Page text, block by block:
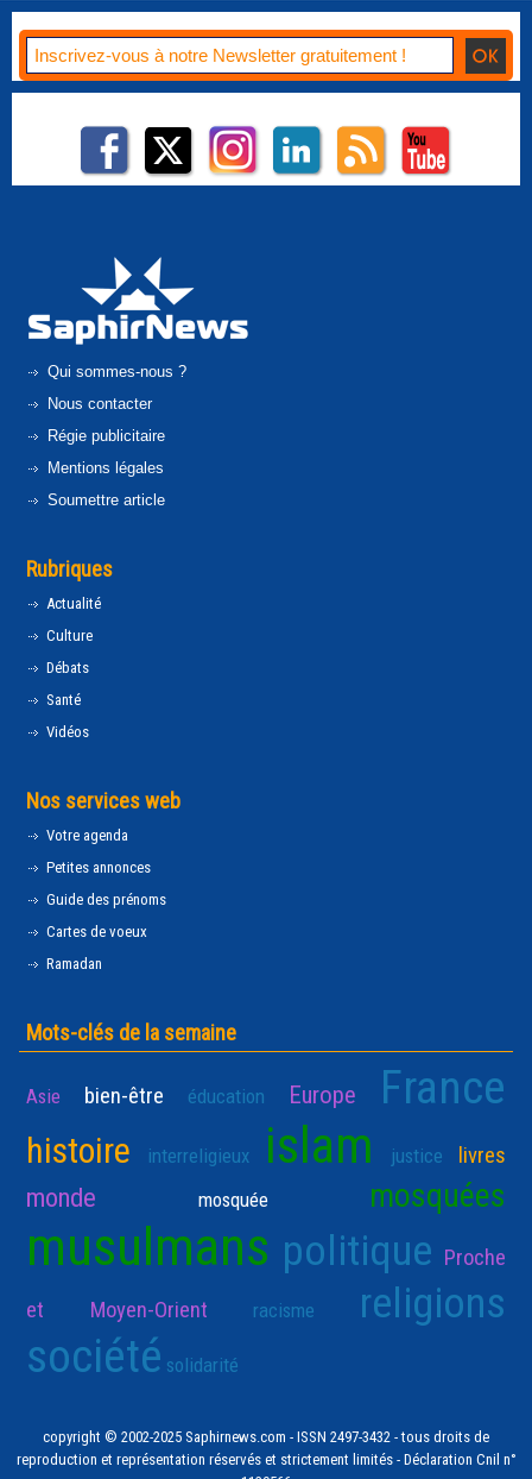
Qui sommes-nous ?
Nous contacter
Régie publicitaire
Mentions légales
Soumettre article
Rubriques
Actualité
Culture
Débats
Santé
Vidéos
Nos services web
Votre agenda
Petites annonces
Guide des prénoms
Cartes de voeux
Ramadan
Mots-clés de la semaine
Asie bien-être éducation Europe France
histoire interreligieux islam justice livres
monde mosquée mosquées
musulmans politique Proche
et Moyen-Orient
racisme religions
société solidarité
copyright © 2002-2025 Saphirnews.com - ISSN 2497-3432 - tous droits de
reproduction et représentation réservés et strictement limités - Déclaration Cnil n°